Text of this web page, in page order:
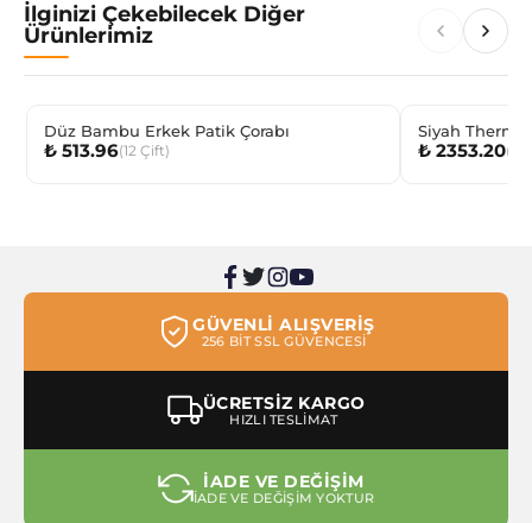
İlginizi Çekebilecek Diğer
Ürünlerimiz
Düz Bambu Erkek Patik Çorabı
₺ 513.96(12 Çift)
Siyah
₺ 2353.20(
GÜVENLİ ALIŞVERİŞ
256 BİT SSL GÜVENCESİ
ÜCRETSİZ KARGO
HIZLI TESLİMAT
İADE VE DEĞİŞİM
İADE VE DEĞİŞİM YOKTUR